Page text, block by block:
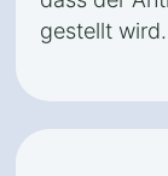
gestellt wird.